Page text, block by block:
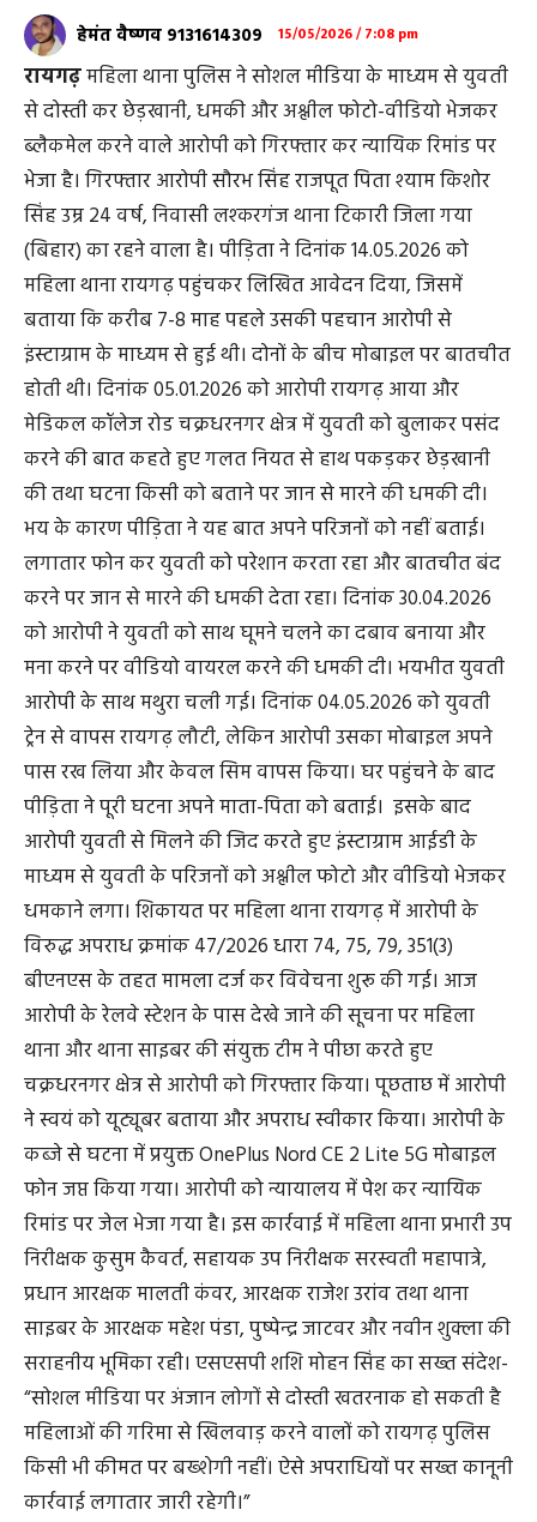
हेमंत वैष्णव 9131614309 15/05/2026 / 7:08 pm
रायगढ़महिला थाना पुलिस ने सोशल मीडिया के माध्यम से युवती
से दोस्ती कर छेड़खानी, धमकी और अश्लील फोटो-वीडियो भेजकर
ब्लैकमेल करने वाले आरोपी को गिरफ्तार कर न्यायिक रिमांड पर
भेजा है। गिरफ्तार आरोपी सौरभ सिंह राजपूत पिता श्याम किशोर
सिंह उम्र 24 वर्ष, निवासी लश्करगंज थाना टिकारी जिला गया
(बिहार) का रहने वाला है। पीड़िता ने दिनांक 14.05.2026 को
महिला थाना रायगढ़ पहुंचकर लिखित आवेदन दिया, जिसमें
बताया कि करीब 7-8 माह पहले उसकी पहचान आरोपी से
इंस्टाग्राम के माध्यम से हुई थी। दोनों के बीच मोबाइल पर बातचीत
होती थी। दिनांक 05.01.2026 को आरोपी रायगढ़ आया और
मेडिकल कॉलेज रोड चक्रधरनगर क्षेत्र में युवती को बुलाकर पसंद
करने की बात कहते हुए गलत नियत से हाथ पकड़कर छेड़खानी
की तथा घटना किसी को बताने पर जान से मारने की धमकी दी।
भय के कारण पीड़िता ने यह बात अपने परिजनों को नहीं बताई।
लगातार फोन कर युवती को परेशान करता रहा और बातचीत बंद
करने पर जान से मारने की धमकी देता रहा। दिनांक 30.04.2026
को आरोपी ने युवती को साथ घूमने चलने का दबाव बनाया और
मना करने पर वीडियो वायरल करने की धमकी दी। भयभीत युवती
आरोपी के साथ मथुरा चली गई। दिनांक 04.05.2026 को युवती
ट्रेन से वापस रायगढ़ लौटी, लेकिन आरोपी उसका मोबाइल अपने
पास रख लिया और केवल सिम वापस किया। घर पहुंचने के बाद
पीड़िता ने पूरी घटना अपने माता-पिता को बताई। इसके बाद
आरोपी युवती से मिलने की जिद करते हुए इंस्टाग्राम आईडी के
माध्यम से युवती के परिजनों को अश्लील फोटो और वीडियो भेजकर
धमकाने लगा। शिकायत पर महिला थाना रायगढ़ में आरोपी के
विरुद्ध अपराध क्रमांक 47/2026 धारा 74, 75, 79, 351(3)
बीएनएस के तहत मामला दर्ज कर विवेचना शुरू की गई। आज
आरोपी के रेलवे स्टेशन के पास देखे जाने की सूचना पर महिला
थाना और थाना साइबर की संयुक्त टीम ने पीछा करते हुए
चक्रधरनगर क्षेत्र से आरोपी को गिरफ्तार किया। पूछताछ में आरोपी
ने स्वयं को यूट्यूबर बताया और अपराध स्वीकार किया। आरोपी के
कब्जे से घटना में प्रयुक्त OnePlus Nord CE 2 Lite 5G मोबाइल
फोन जप्त किया गया। आरोपी को न्यायालय में पेश कर न्यायिक
रिमांड पर जेल भेजा गया है। इस कार्रवाई में महिला थाना प्रभारी उप
निरीक्षक कुसुम कैवर्त, सहायक उप निरीक्षक सरस्वती महापात्रे,
प्रधान आरक्षक मालती कंवर, आरक्षक राजेश उरांव तथा थाना
साइबर के आरक्षक महेश पंडा, पुष्पेन्द्र जाटवर और नवीन शुक्ला की
सराहनीय भूमिका रही। एसएसपी शशि मोहन सिंह का सख्त संदेश-
“सोशल मीडिया पर अंजान लोगों से दोस्ती खतरनाक हो सकती है
महिलाओं की गरिमा से खिलवाड़ करने वालों को रायगढ़ पुलिस
किसी भी कीमत पर बख्शेगी नहीं। ऐसे अपराधियों पर सख्त कानूनी
कार्रवाई लगातार जारी रहेगी।”